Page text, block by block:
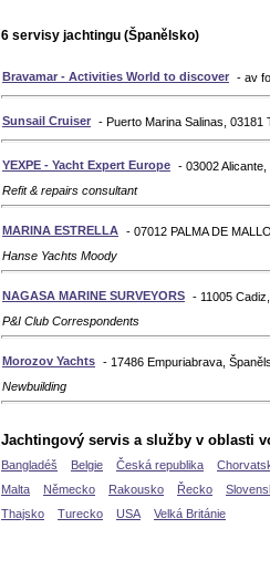
6 servisy jachtingu (Španělsko)
Bravamar - Activities World to discover - av
Sunsail Cruiser - Puerto Marina Salinas, 03181
YEXPE - Yacht Expert Europe - 03002
Refit & repairs consultant
MARINA ESTRELLA - 07012 PALMA DE
Hanse Yachts Moody
NAGASA MARINE SURVEYORS - 11005
P&I Club Correspondents
Morozov Yachts - 17486 Empuriabrava,
Newbuilding
Jachtingový servis a služby v oblasti
Bangladéš Belgie Česká republika
Malta
Německo Rakousko Řecko
Thajsko
Turecko USA Velká Británie